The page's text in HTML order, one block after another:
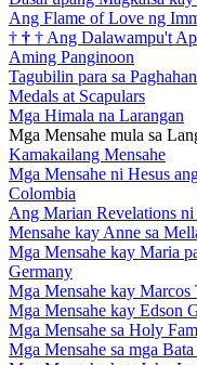
Ang Flame of Love ng
† † † Ang Dalawampu't
Aming Panginoon
Tagubilin para sa
Medals at Scapulars
Mga Himala na Larangan
Mga Mensahe mula sa
Kamakailang Mensahe
Mga Mensahe ni Hesus
Colombia
Ang Marian Revelations
Mensahe kay Anne sa
Mga Mensahe kay Maria
Germany
Mga Mensahe kay Marcos
Mga Mensahe kay Edson
Mga Mensahe sa Holy
Mga Mensahe sa mga